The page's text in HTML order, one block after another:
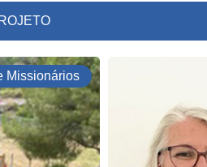
Missionários